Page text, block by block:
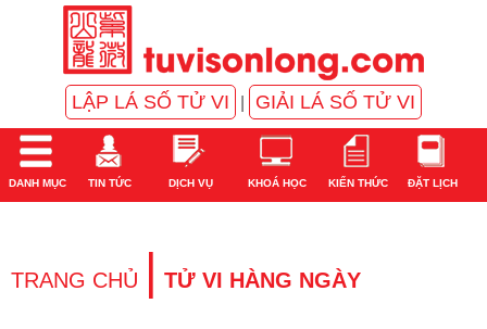
LẬP LÁ SỐ TỬ VI GIẢI LÁ SỐ TỬ VI
DANH MỤC TIN TỨC DỊCH VỤ KHOÁ HỌC KIẾN THỨC ĐẶT LỊCH
TRANG CHỦ | TỬ VI HÀNG NGÀY